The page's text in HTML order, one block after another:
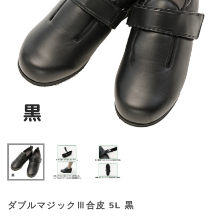
ダブルマジックⅢ合皮 5L 黒